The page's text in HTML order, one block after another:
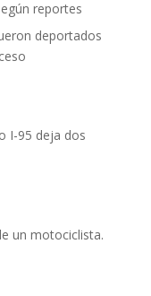
reportes
deportados
I-95 deja dos
un motociclista.